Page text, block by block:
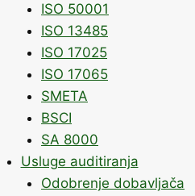
ISO 50001
ISO 13485
ISO 17025
ISO 17065
SMETA
BSCI
SA 8000
Usluge auditiranja
Odobrenje dobavljača